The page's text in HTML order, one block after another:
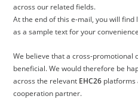
across our related fields.
At the end of this e-mail, you will
as a sample text for your
We believe that a cross-promotional
beneficial. We would therefore be
across the relevant EHC26 platforms
cooperation partner.